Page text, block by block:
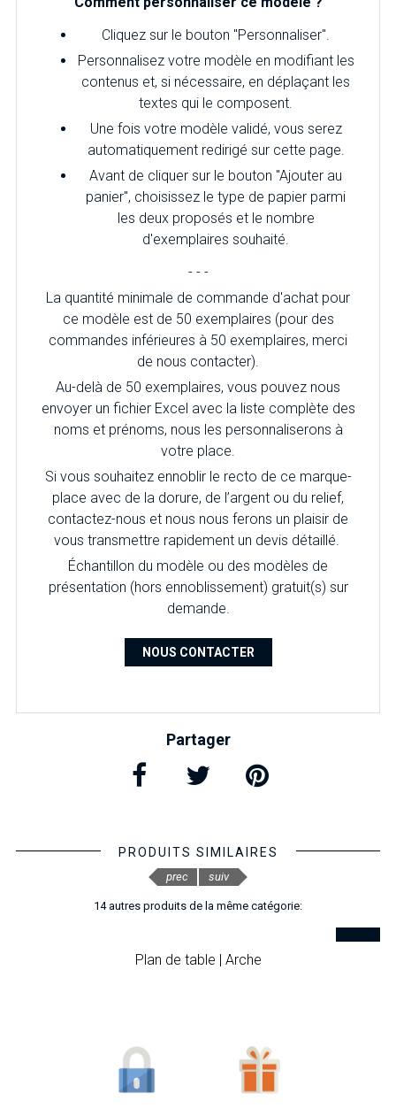
Cliquez sur le bouton "Personnaliser".
Personnalisez votre modèle en modifiant les
contenus et, si nécessaire, en déplaçant les
textes qui le composent.
Une fois votre modèle validé, vous serez
automatiquement redirigé sur cette page.
Avant de cliquer sur le bouton "Ajouter au
panier", choisissez le type de papier parmi
les deux proposés et le nombre
d'exemplaires souhaité.
- - -
La quantité minimale de commande d'achat pour
ce modèle est de 50 exemplaires (pour des
commandes inférieures à 50 exemplaires, merci
de nous contacter).
Au-delà de 50 exemplaires, vous pouvez nous
envoyer un fichier Excel avec la liste complète des
noms et prénoms, nous les personnaliserons à
votre place.
Si vous souhaitez ennoblir le recto de ce marque-
place avec de la dorure, de l’argent ou du relief,
contactez-nous et nous nous ferons un plaisir de
vous transmettre rapidement un devis détaillé.
Échantillon du modèle ou des modèles de
présentation (hors ennoblissement) gratuit(s) sur
demande.
NOUS CONTACTER
Partager
PRODUITS SIMILAIRES
14 autres produits de la même catégorie:
Plan de table | Arche
prec suiv